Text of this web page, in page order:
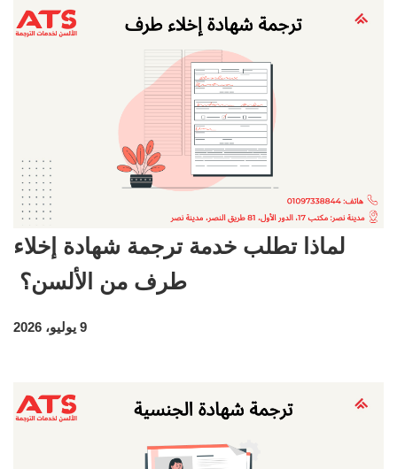
لماذا تطلب خدمة ترجمة شهادة إخلاء
طرف من الألسن؟
9 يوليو، 2026